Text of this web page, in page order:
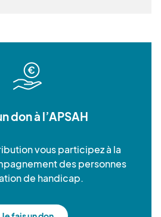
don à l’APSAH
vous participez à la
des personnes
de handicap.